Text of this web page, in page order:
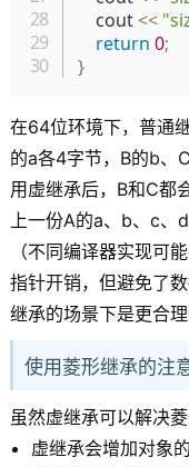
    cout
<<
return 0;
}
在64位环境下，普通
的a各4字节，B的b、
用虚继承后，B和C都
上一份A的a、b、c
（不同编译器实现可
指针开销，但避免了
继承的场景下是更合理
使用菱形继承的注
虽然虚继承可以解决
虚继承会增加对象